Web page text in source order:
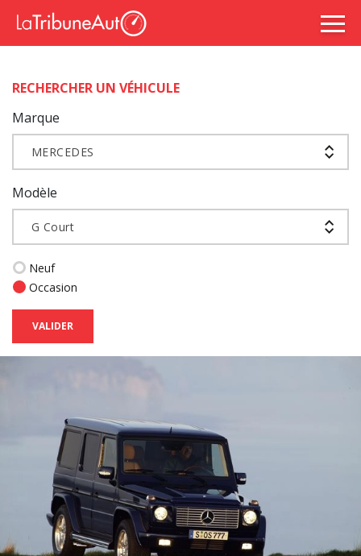
RECHERCHER UN VÉHICULE
Marque
MERCEDES
Modèle
G Court
Neuf
Occasion
VALIDER